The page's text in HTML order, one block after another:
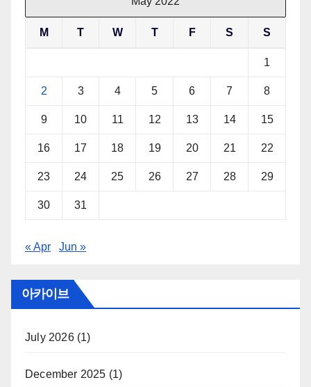
M T W T F S S
1
2 3 4 5 6 7 8
9 10 11 12 13 14 15
16 17 18 19 20 21 22
23 24 25 26 27 28 29
30 31
« Apr Jun »
아카이브
July 2026(1)
December 2025 (1)